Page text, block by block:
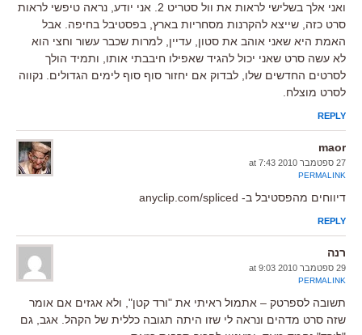
ואני אלך בשלישי לראות את וול סטריט 2. אני יודע, נראה טיפשי לראות
סרט כזה, שייצא להקרנות מסחריות בארץ, בפסטיבל בחיפה. אבל
האמת היא שאני אוהב את סטון, עדיין, למרות שכבר עשור וחצי הוא
לא עשה סרט שאני יכול להגיד שאפילו חיבבתי אותו, ותמיד הולך
לסרטים החדשים שלו, לבדוק אם יחזור סוף סוף לימים הגדולים. נקווה
לסרט מוצלח.
REPLY
maor
27 ספטמבר 2010 at 7:43
PERMALINK
דיווחים מהפסטיבל ב- anyclip.com/spliced
REPLY
רנה
29 ספטמבר 2010 at 9:03
PERMALINK
תשובה לספרטק – אתמול ראיתי את "ורד קטן", ולא אגזים אם אומר
שזה סרט מדהים ונראה לי שזו היתה תגובה כללית של הקהל. אגב, גם